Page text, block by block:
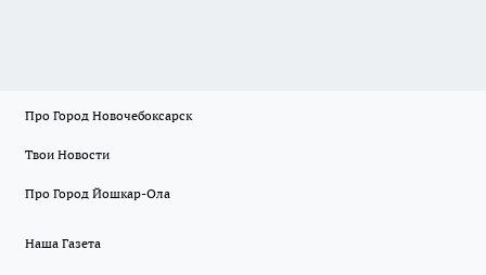
Про Город Новочебоксарск
Твои Новости
Про Город Йошкар-Ола
Наша Газета